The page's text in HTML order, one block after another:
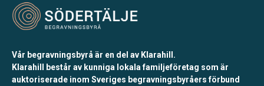
Vår begravningsbyrå är en del av Klarahill.
Klarahill består av kunniga lokala familjeföretag som är
auktoriserade inom Sveriges begravningsbyråers förbund